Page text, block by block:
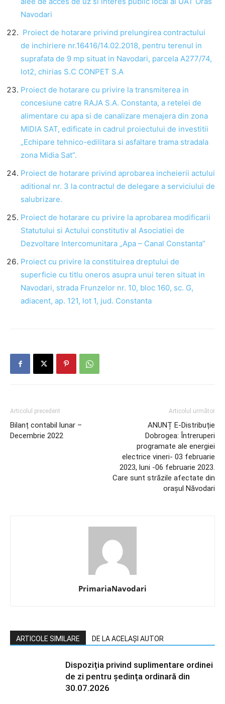
Navodari
Proiect de hotarare privind prelungirea contractului
de inchiriere nr.16416/14.02.2018, pentru terenul in
suprafata de 9 mp situat in Navodari, parcela A277/74,
lot2, chirias S.C CONPET S.A
Proiect de hotarare cu privire la transmiterea in
concesiune catre RAJA S.A. Constanta, a retelei de
alimentare cu apa si de canalizare menajera din zona
MIDIA SAT, edificate in cadrul proiectului de investitii
„Echipare tehnico-edilitara si asfaltare trama stradala
zona Midia Sat”.
Proiect de hotarare privind aprobarea incheierii actului
aditional nr. 3 la contractul de delegare a serviciului de
salubrizare.
Proiect de hotarare cu privire la aprobarea modificarii
Statutului si Actului constitutiv al Asociatiei de
Dezvoltare Intercomunitara „Apa – Canal Constanta”
Proiect cu privire la constituirea dreptului de
superficie cu titlu oneros asupra unui teren situat in
Navodari, strada Frunzelor nr. 10, bloc 160, sc. G,
adiacent, ap. 121, lot 1, jud. Constanta
Articolul precedent
Bilanț contabil lunar –
Decembrie 2022
Articolul următor
ANUNȚ E-Distribuție
Dobrogea: Întreruperi
programate ale energiei
electrice vineri- 03 februarie
2023, luni -06 februarie 2023.
Care sunt străzile afectate din
orașul Năvodari
PrimariaNavodari
ARTICOLE SIMILARE DE LA ACELAȘI AUTOR
Dispoziția privind suplimentare ordinei
de zi pentru ședința ordinară din
30.07.2026